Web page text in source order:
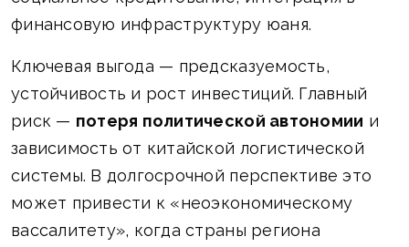
финансовую инфраструктуру юаня.
Ключевая выгода — предсказуемость,
устойчивость и рост инвестиций. Главный
риск — потеря политической автономии и
зависимость от китайской логистической
системы. В долгосрочной перспективе это
может привести к «неоэкономическому
вассалитету», когда страны региона